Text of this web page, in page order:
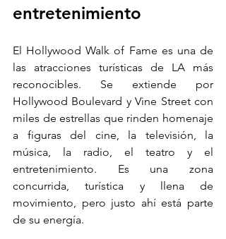
entretenimiento
El Hollywood Walk of Fame es una de
las atracciones turísticas de LA más
reconocibles. Se extiende por
Hollywood Boulevard y Vine Street con
miles de estrellas que rinden homenaje
a figuras del cine, la televisión, la
música, la radio, el teatro y el
entretenimiento. Es una zona
concurrida, turística y llena de
movimiento, pero justo ahí está parte
de su energía.